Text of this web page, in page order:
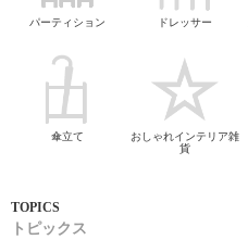
パーティション ドレッサー
傘立て
おしゃれインテリア雑
貨
トピックス